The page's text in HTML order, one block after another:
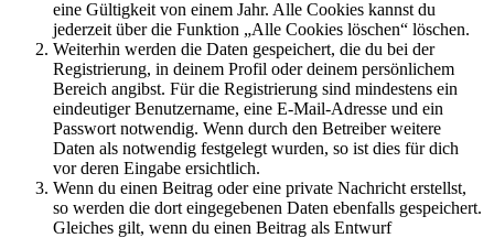
eine Gültigkeit von einem Jahr. Alle Cookies kannst du
jederzeit über die Funktion „Alle Cookies löschen“ löschen.
Weiterhin werden die Daten gespeichert, die du bei der
Registrierung, in deinem Profil oder deinem persönlichem
Bereich angibst. Für die Registrierung sind mindestens ein
eindeutiger Benutzername, eine E-Mail-Adresse und ein
Passwort notwendig. Wenn durch den Betreiber weitere
Daten als notwendig festgelegt wurden, so ist dies für dich
vor deren Eingabe ersichtlich.
Wenn du einen Beitrag oder eine private Nachricht erstellst,
so werden die dort eingegebenen Daten ebenfalls gespeichert.
Gleiches gilt, wenn du einen Beitrag als Entwurf